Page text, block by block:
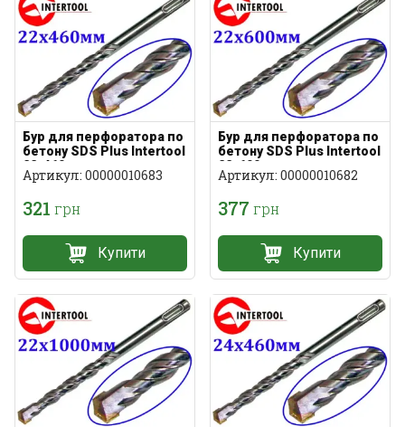
Бур для перфоратора по
бетону SDS Plus Intertool
22х460мм
Артикул: 00000010683
321 грн
Купити
Бур для перфоратора по
бетону SDS Plus Intertool
22х600мм
Артикул: 00000010682
377 грн
Купити